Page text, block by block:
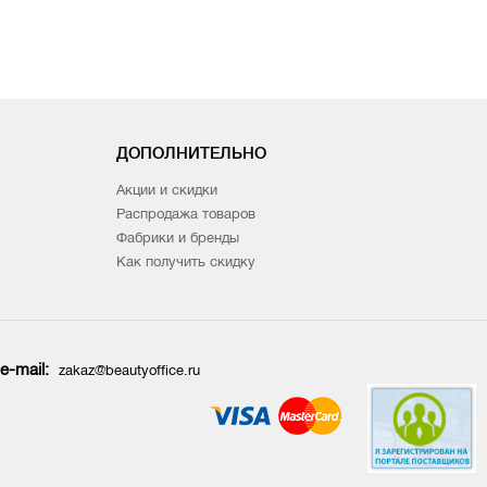
ДОПОЛНИТЕЛЬНО
Акции и скидки
Распродажа товаров
Фабрики и бренды
Как получить скидку
e-mail: zakaz@beautyoffice.ru